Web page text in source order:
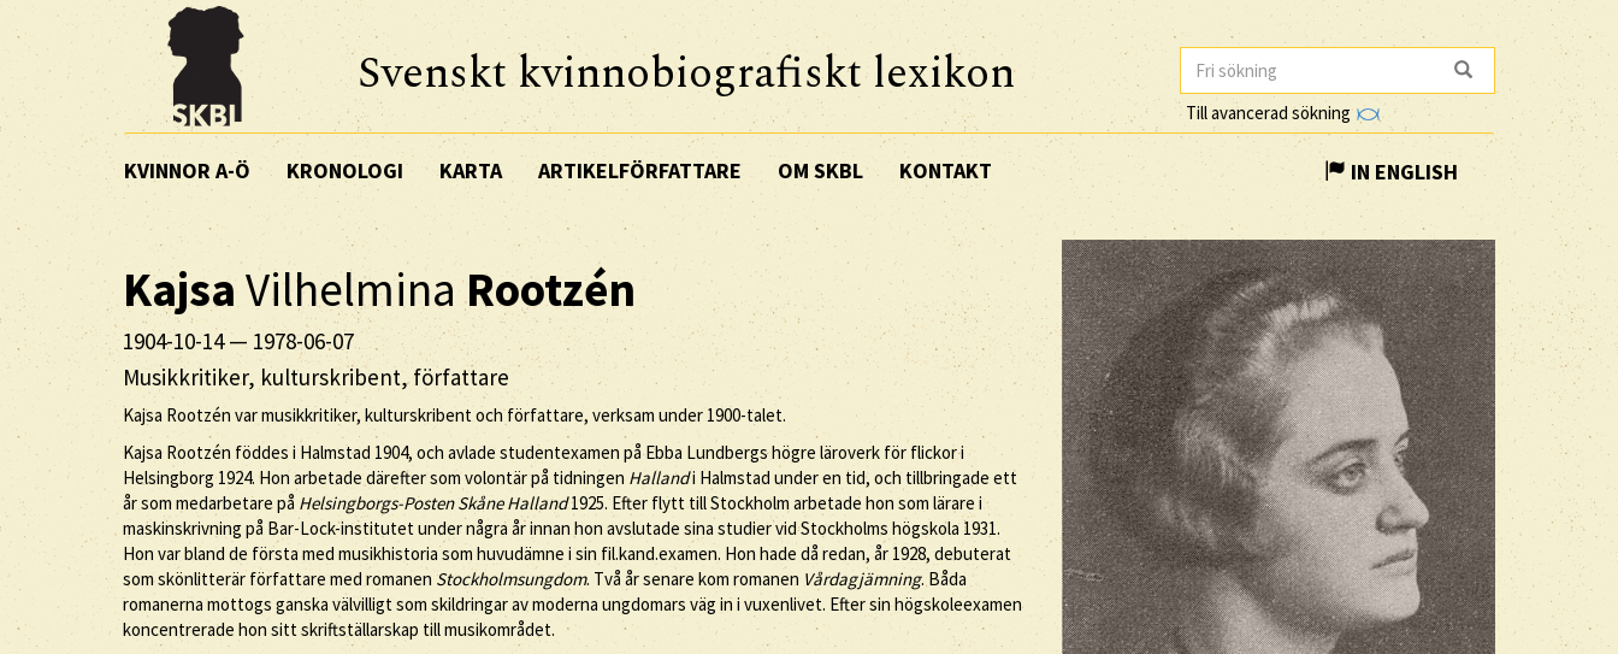
Svenskt kvinnobiografiskt lexikon
Till avancerad sökning
KVINNOR A-Ö KRONOLOGI KARTA ARTIKELFÖRFATTARE OM SKBL KONTAKT IN ENGLISH
KajsaVilhelminaRootzén
1904-10-14— 1978-06-07
Musikkritiker, kulturskribent, författare
Kajsa Rootzén var musikkritiker, kulturskribent och författare, verksam under 1900-talet.
Kajsa Rootzén föddes i Halmstad 1904, och avlade studentexamen på Ebba Lundbergs högre läroverk för flickor i
Helsingborg 1924. Hon arbetade därefter som volontär på tidningen Hallandi Halmstad under en tid, och tillbringade ett
år som medarbetare på Helsingborgs-Posten Skåne Halland1925. Efter flytt till Stockholm arbetade hon som lärare i
maskinskrivning på Bar-Lock-institutet under några år innan hon avslutade sina studier vid Stockholms högskola 1931.
Hon var bland de första med musikhistoria som huvudämne i sin fil.kand.examen. Hon hade då redan, år 1928, debuterat
som skönlitterär författare med romanen Stockholmsungdom. Två år senare kom romanen Vårdagjämning. Båda
romanerna mottogs ganska välvilligt som skildringar av moderna ungdomars väg in i vuxenlivet. Efter sin högskoleexamen
koncentrerade hon sitt skriftställarskap till musikområdet.